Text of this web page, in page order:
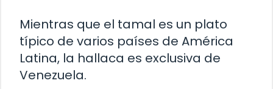
Mientras que el tamal es un plato
típico de varios países de América
Latina, la hallaca es exclusiva de
Venezuela.